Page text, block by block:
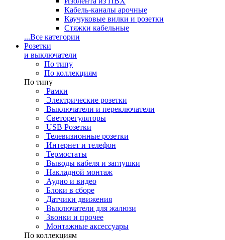
Кабель-каналы арочные
Каучуковые вилки и розетки
Стяжки кабельные
...Все категории
Розетки
и выключатели
По типу
По коллекциям
По типу
Рамки
Электрические розетки
Выключатели и переключатели
Светорегуляторы
USB Розетки
Телевизионные розетки
Интернет и телефон
Термостаты
Выводы кабеля и заглушки
Накладной монтаж
Аудио и видео
Блоки в сборе
Датчики движения
Выключатели для жалюзи
Звонки и прочее
Монтажные аксессуары
По коллекциям